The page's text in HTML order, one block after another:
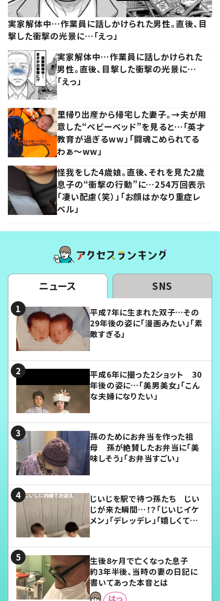
実家解体中…作業員に話しかけられた男性。直後、目
撃した衝撃の光景に…「えっ」
実家解体中…作業員に話しかけられた
男性。直後、目撃した衝撃の光景に…
「えっ」
里帰り出産から帰宅した妻子。→夫が用
意した“ベビーベッド”を見ると…「英才
教育が過ぎるww」「闘魂こめられてる
わぁ～ww」
怪我をした4歳娘。直後、それを見た2歳
息子の“衝撃の行動”に…254万回表示
「凄い配慮（笑）」「お顔はかなり重症レ
ベル」
ニュース SNS
平成7年に生まれた双子…その
29年後の姿に「漫画みたい」「素
敵すぎる」
平成6年に撮った2ショット 30
年後の姿に…「美男美女」「こん
な夫婦になりたい」
孫のためにお弁当を作った祖
母 孫が絶賛したお弁当に「美
味しそう」「お弁当すごい」
じいじを駅で待つ孫たち じい
じが来た瞬間…！？「じいじイケ
メン」「デレッデレ」「嬉しくて可
生後8ヶ月で亡くなった息子
約3年半後、当時の妻の日記に
書いてあった本音とは